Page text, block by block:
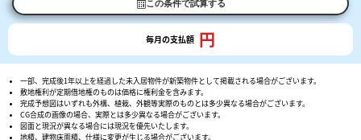
この条件で試算する
毎月の支払額 円
一部、完成後1年以上を経過した未入居物件が新築物件として掲載される場合がございます。
敷地権利が定期借地権のものは価格に権利金を含みます。
完成予想図はいずれも外構、植栽、外観等実際のものとは多少異なる場合がございます。
CG合成の画像の場合、実際とは多少異なる場合がございます。
図面と現況が異なる場合には現況を優先いたします。
地積、建物床面積、仕様に変更が生じる場合がございます。